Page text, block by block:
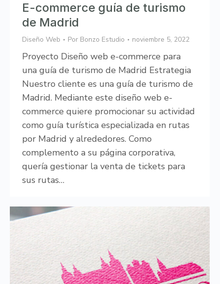
E-commerce guía de turismo
de Madrid
Diseño Web Por Bonzo Estudio noviembre 5, 2022
Proyecto Diseño web e-commerce para
una guía de turismo de Madrid Estrategia
Nuestro cliente es una guía de turismo de
Madrid. Mediante este diseño web e-
commerce quiere promocionar su actividad
como guía turística especializada en rutas
por Madrid y alrededores. Como
complemento a su página corporativa,
quería gestionar la venta de tickets para
sus rutas…